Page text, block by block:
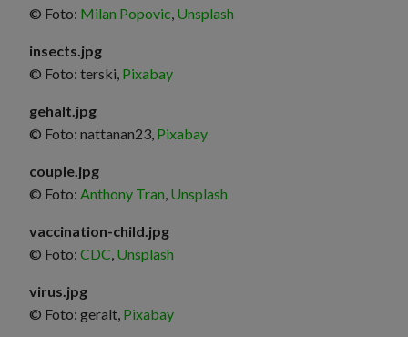
© Foto: Milan Popovic, Unsplash
insects.jpg
© Foto: terski, Pixabay
gehalt.jpg
© Foto: nattanan23, Pixabay
couple.jpg
© Foto: Anthony Tran, Unsplash
vaccination-child.jpg
© Foto: CDC, Unsplash
virus.jpg
© Foto: geralt, Pixabay